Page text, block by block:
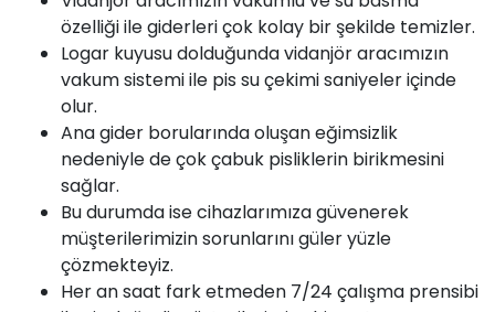
özelliği ile giderleri çok kolay bir şekilde temizler.
Logar kuyusu dolduğunda vidanjör aracımızın
vakum sistemi ile pis su çekimi saniyeler içinde
olur.
Ana gider borularında oluşan eğimsizlik
nedeniyle de çok çabuk pisliklerin birikmesini
sağlar.
Bu durumda ise cihazlarımıza güvenerek
müşterilerimizin sorunlarını güler yüzle
çözmekteyiz.
Her an saat fark etmeden 7/24 çalışma prensibi